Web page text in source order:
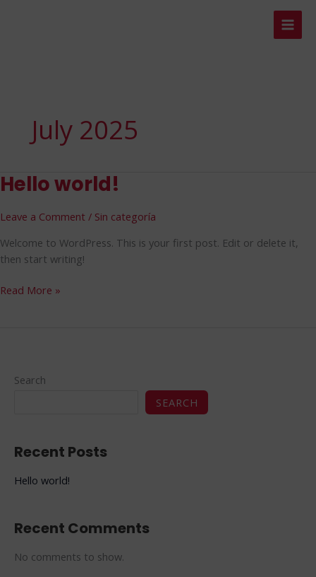
Search
SEARCH
Recent Posts
Hello world!
Recent Comments
No comments to show.
July 2025
Hello world!
Leave a Comment / Sin categoría
Welcome to WordPress. This is your first post. Edit or delete it,
then start writing!
Hello
world!
Read More »